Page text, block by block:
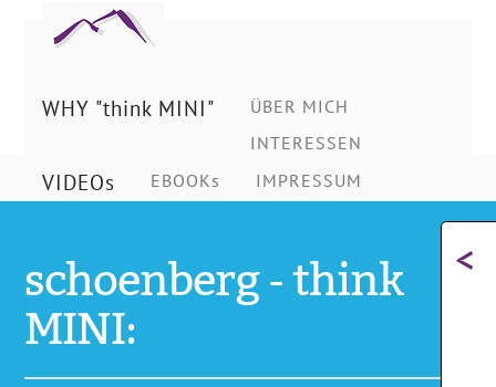
Ing.
Schönberg
Christian
WHY "think MINI"
ÜBER MICH
INTERESSEN
VIDEOs EBOOKs IMPRESSUM
schoenberg - think
MINI:
<